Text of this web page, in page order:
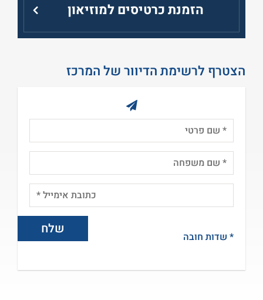
הזמנת כרטיסים למוזיאון
הצטרף לרשימת הדיוור של המרכז
* שדות חובה